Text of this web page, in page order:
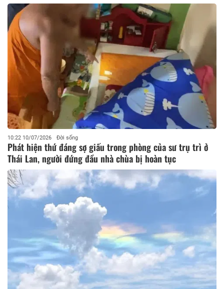
10:22 10/07/2026 Đời sống
Phát hiện thứ đáng sợ giấu trong phòng của sư trụ trì ở
Thái Lan, người đứng đầu nhà chùa bị hoàn tục